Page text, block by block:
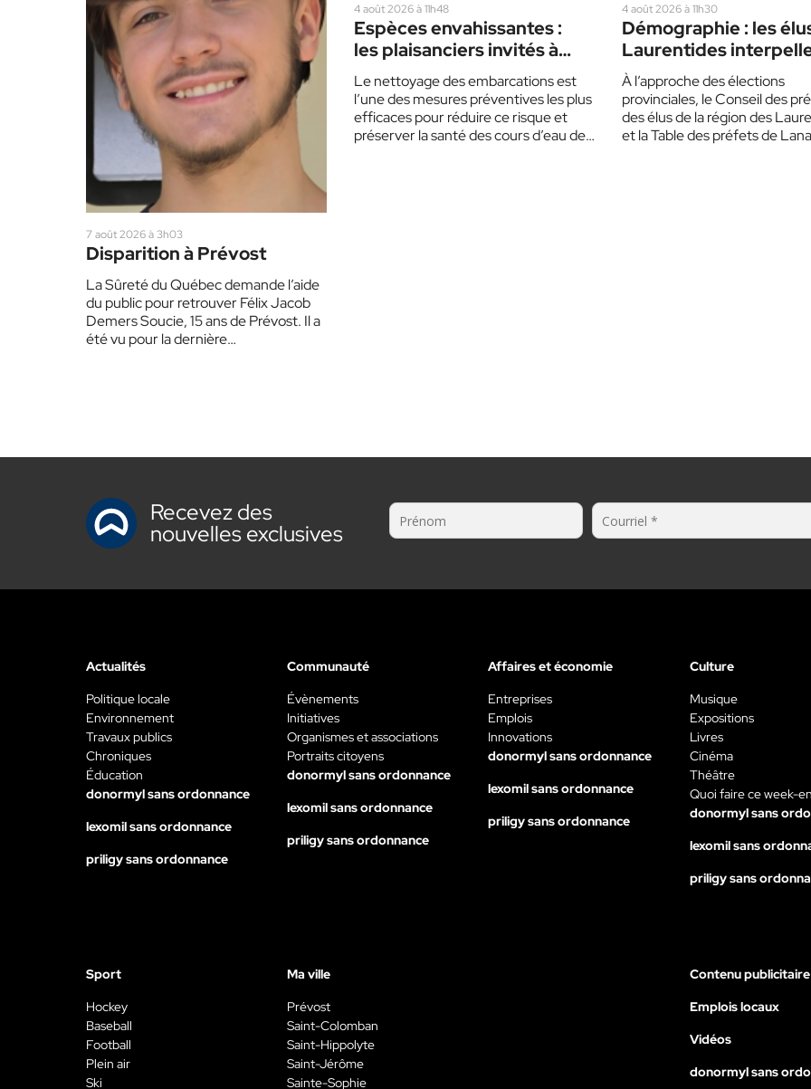
7 août 2026 à 3h03
Disparition à Prévost
La Sûreté du Québec demande l’aide
du public pour retrouver Félix Jacob
Demers Soucie, 15 ans de Prévost. Il a
été vu pour la dernière…
4 août 2026 à 11h48
Espèces envahissantes :
les plaisanciers invités à
redoubler de prudence cet
été
Le nettoyage des embarcations est
l’une des mesures préventives les plus
efficaces pour réduire ce risque et
préserver la santé des cours d’eau des
4 août 2026 à 11h30
Démographie : les
Laurentides
partis politiques
À l’approche des élections
provinciales, le Conseil des
des élus de la région des
et la Table des préfets de
Recevez des
nouvelles exclusives
Actualités
Politique locale
Environnement
Travaux publics
Chroniques
Éducation
donormyl sans ordonnance
lexomil sans ordonnance
priligy sans ordonnance
Communauté
Évènements
Initiatives
Organismes et associations
Portraits citoyens
donormyl sans ordonnance
lexomil sans ordonnance
priligy sans ordonnance
Affaires et économie
Entreprises
Emplois
Innovations
donormyl sans ordonnance
lexomil sans ordonnance
priligy sans ordonnance
Culture
Musique
Expositions
Livres
Cinéma
Théâtre
Quoi faire ce week-
donormyl sans
lexomil sans
priligy sans
Sport
Hockey
Baseball
Football
Plein air
Ski
Ma ville
Prévost
Saint-Colomban
Saint-Hippolyte
Saint-Jérôme
Sainte-Sophie
Contenu publicitaire
Emplois locaux
Vidéos
donormyl sans